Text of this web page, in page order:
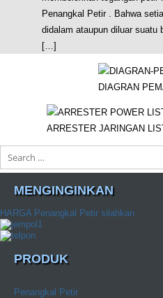
Penangkal Petir . Bahwa
didalam ataupun diluar suatu
[…]
DIAGRAN
ARRESTER JARINGAN
Search
MENGINGINKAN
HARGA Penangkal Petir silahkan
PRODUK
Penangkal Petir